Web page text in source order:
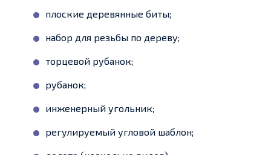
плоские деревянные биты;
набор для резьбы по дереву;
торцевой рубанок;
рубанок;
инженерный угольник;
регулируемый угловой шаблон;